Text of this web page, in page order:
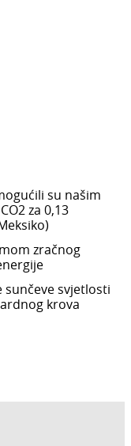
su našim
za 0,13
zračnog
sunčeve svjetlosti
krova